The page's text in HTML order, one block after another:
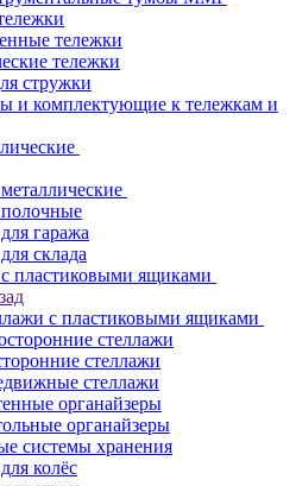
тележки
тележки
стружки
и комплектующие к тележкам и
гаража
склада
пластиковыми ящиками
с пластиковыми ящиками
стеллажи
стеллажи
стеллажи
органайзеры
органайзеры
системы хранения
колёс